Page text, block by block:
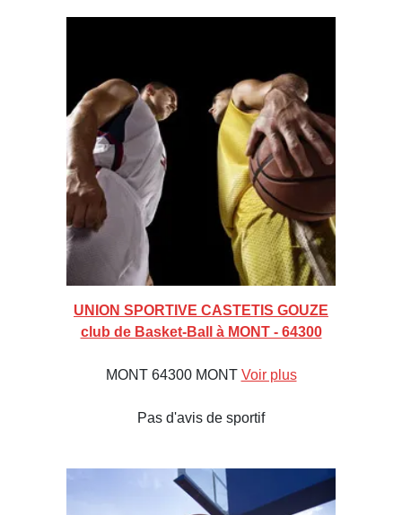
UNION SPORTIVE CASTETIS GOUZE
club de Basket-Ball à MONT - 64300
MONT 64300 MONT Voir plus
Pas d'avis de sportif